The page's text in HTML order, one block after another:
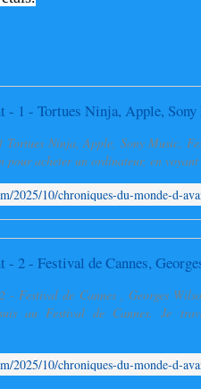
Tortues Ninja, Apple, Sony Music,
pour acheter un ordinateur, en
- Festival de Cannes , Georges
au Festival de Cannes. Je